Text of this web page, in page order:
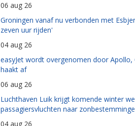
06 aug 26
Groningen vanaf nu verbonden met
zeven uur rijden'
04 aug 26
easyJet wordt overgenomen door Apollo,
haakt af
06 aug 26
Luchthaven Luik krijgt komende winter
passagiersvluchten naar
04 aug 26